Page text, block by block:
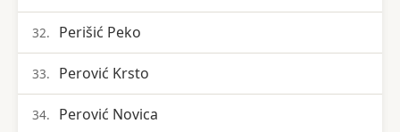
32. Perišić Peko
33. Perović Krsto
34. Perović Novica